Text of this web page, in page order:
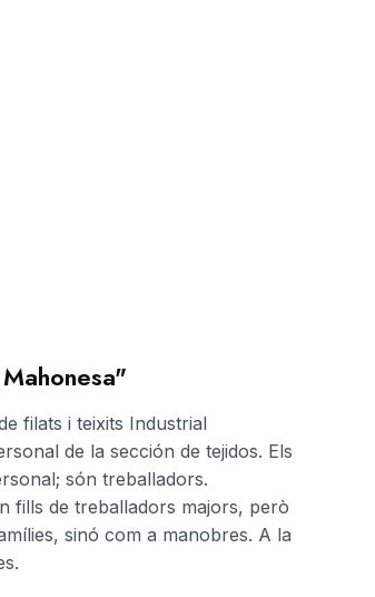
filats i teixits Industrial
de la sección de tejidos. Els
són treballadors.
fills de treballadors majors, però
sinó com a manobres. A la